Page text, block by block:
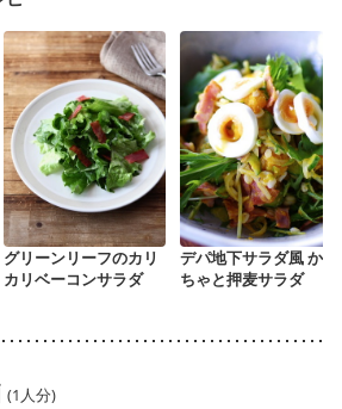
グリーンリーフのカリ
カリベーコンサラダ
デパ地下サラダ風 かぼ
ちゃと押麦サラダ
(1人分)